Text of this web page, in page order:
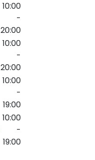
10:00
-
20:00
10:00
-
20:00
10:00
-
19:00
10:00
-
19:00